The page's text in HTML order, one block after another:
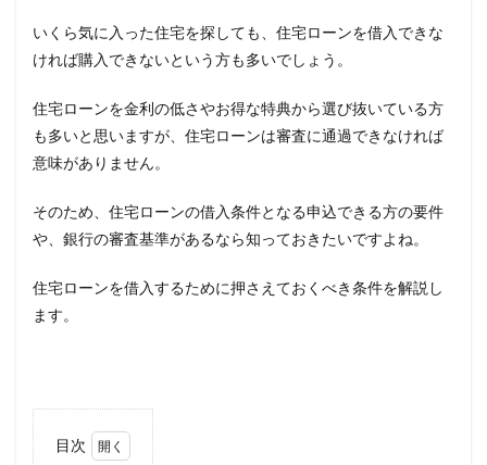
いくら気に入った住宅を探しても、住宅ローンを借入できな
ければ購入できないという方も多いでしょう。
住宅ローンを金利の低さやお得な特典から選び抜いている方
も多いと思いますが、住宅ローンは審査に通過できなければ
意味がありません。
そのため、住宅ローンの借入条件となる申込できる方の要件
や、銀行の審査基準があるなら知っておきたいですよね。
住宅ローンを借入するために押さえておくべき条件を解説し
ます。
目次